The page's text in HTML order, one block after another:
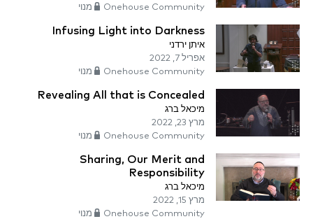
Onehouse Community מנוי
Infusing Light into Darkness
איתן ירדני
אפריל 7, 2022
Onehouse Community מנוי
Revealing All that is Concealed
מיכאל ברג
מרץ 23, 2022
Onehouse Community מנוי
Sharing, Our Merit and
Responsibility
מיכאל ברג
מרץ 15, 2022
Onehouse Community מנוי